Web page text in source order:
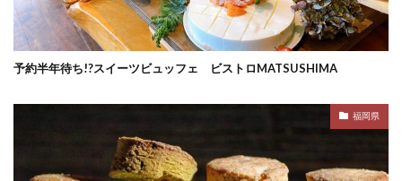
予約半年待ち!?スイーツビュッフェ ビストロMATSUSHIMA
福岡県